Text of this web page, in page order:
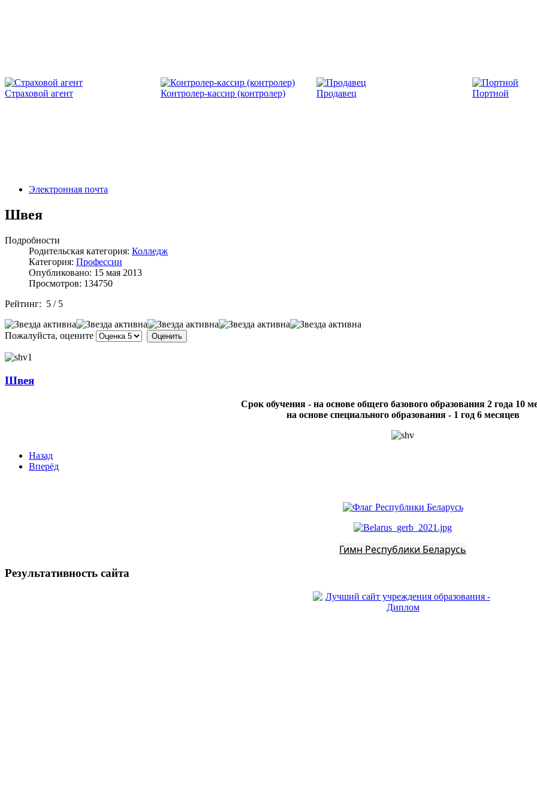
Страховой агент Контролер-кассир (контролер) Продавец Портной
Электронная почта
Швея
Подробности
Родительская категория: Колледж
Категория: Профессии
Опубликовано: 15 мая 2013
Просмотров: 134750
Рейтинг: 5 / 5
Пожалуйста, оцените
Швея
Срок обучения - на основе общего базового образования 2 года 10
на основе специального образования - 1 год 6 месяцев
Назад
Вперёд
Гимн Республики Беларусь
Результативность сайта